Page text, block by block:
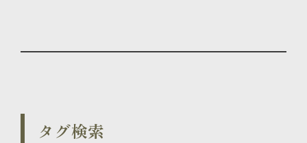
タグ検索